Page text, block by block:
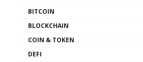
như thể nào?
00:39:31
BITCOIN
BLOCKCHAIN
COIN & TOKEN
DEFI